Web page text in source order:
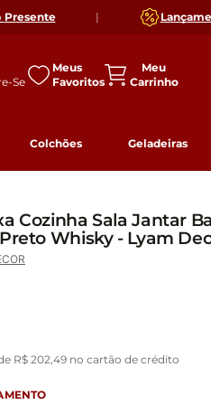
Presente |
Meus
Favoritos
Colchões Geladeiras
Cozinha Sala Jantar
Whisky - Lyam
R$ 202 49 no cartão de crédito